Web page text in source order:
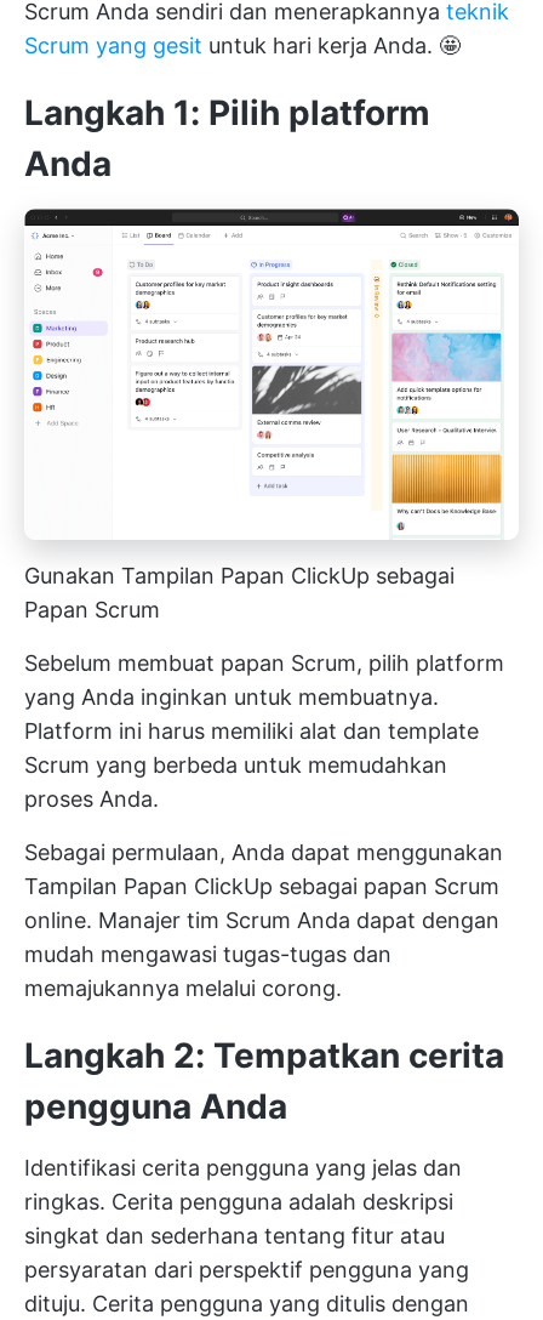
Scrum Anda sendiri dan menerapkannya teknik
Scrum yang gesit untuk hari kerja Anda. 🤩
Langkah 1: Pilih platform
Anda
Gunakan Tampilan Papan ClickUp sebagai
Papan Scrum
Sebelum membuat papan Scrum, pilih platform
yang Anda inginkan untuk membuatnya.
Platform ini harus memiliki alat dan template
Scrum yang berbeda untuk memudahkan
proses Anda.
Sebagai permulaan, Anda dapat menggunakan
Tampilan Papan ClickUp sebagai papan Scrum
online. Manajer tim Scrum Anda dapat dengan
mudah mengawasi tugas-tugas dan
memajukannya melalui corong.
Langkah 2: Tempatkan cerita
pengguna Anda
Identifikasi cerita pengguna yang jelas dan
ringkas. Cerita pengguna adalah deskripsi
singkat dan sederhana tentang fitur atau
persyaratan dari perspektif pengguna yang
dituju. Cerita pengguna yang ditulis dengan